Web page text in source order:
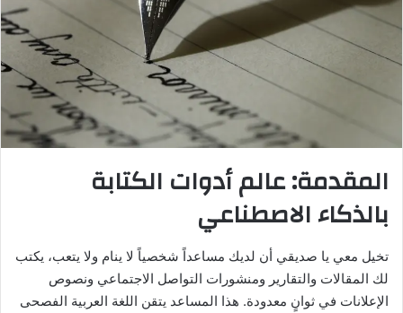
المقدمة: عالم أدوات الكتابة
بالذكاء الاصطناعي
تخيل معي يا صديقي أن لديك مساعداً شخصياً لا ينام ولا يتعب، يكتب
لك المقالات والتقارير ومنشورات التواصل الاجتماعي ونصوص
الإعلانات في ثوانٍ معدودة. هذا المساعد يتقن اللغة العربية الفصحى